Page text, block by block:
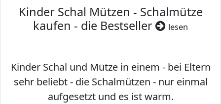
Kinder Schal Mützen - Schalmütze
kaufen - die Bestseller
lesen
Kinder Schal und Mütze in einem - bei Eltern
sehr beliebt - die Schalmützen - nur einmal
aufgesetzt und es ist warm.